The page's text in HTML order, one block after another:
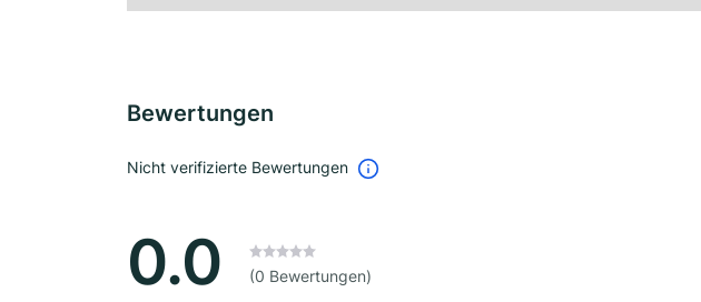
Bewertungen
Nicht verifizierte Bewertungen
0.0 (0 Bewertungen)